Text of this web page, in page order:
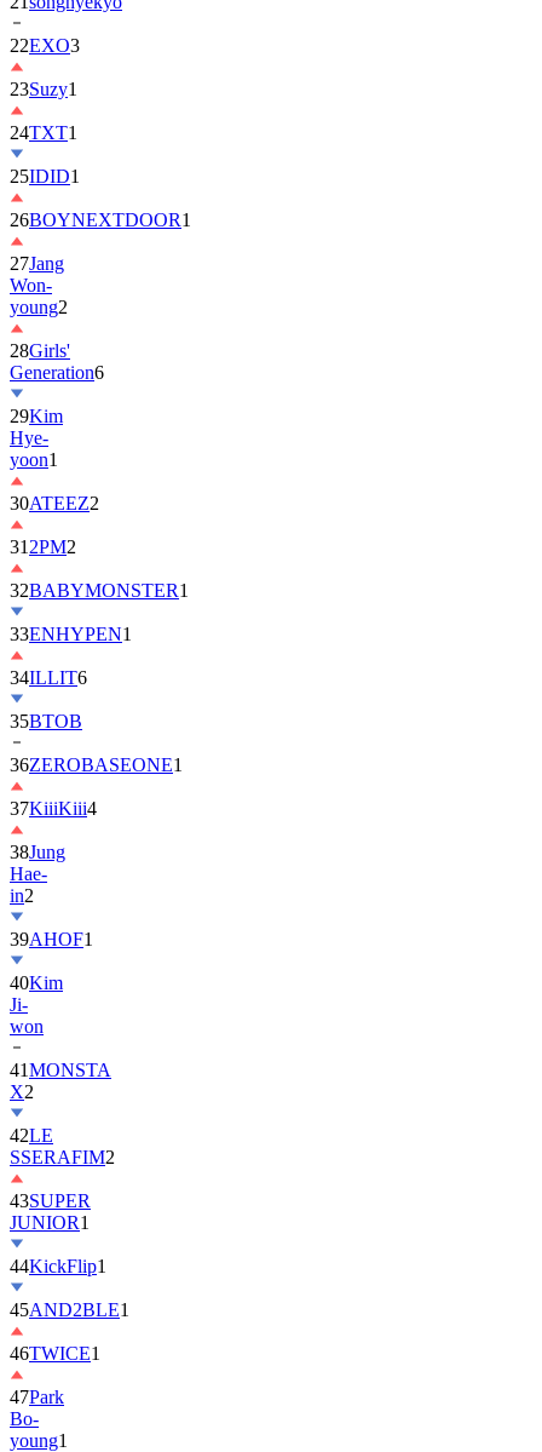
22EXO3
23Suzy1
24TXT1
25IDID1
26BOYNEXTDOOR1
27Jang
Won-
young2
28Girls'
Generation6
29Kim
Hye-
yoon1
30ATEEZ2
31 2PM2
32BABYMONSTER1
33ENHYPEN1
34ILLIT6
35BTOB
36ZEROBASEONE1
37KiiiKiii4
38Jung
Hae-
in2
39AHOF1
40Kim
Ji-
won
41MONSTA
X2
42LE
SSERAFIM2
43SUPER
JUNIOR1
44KickFlip1
45AND2BLE1
46TWICE1
47Park
Bo-
young1